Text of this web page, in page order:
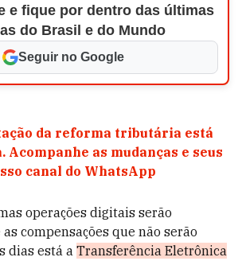
e fique por dentro das últimas
do Brasil e do Mundo
Seguir no Google
da reforma tributária está
Acompanhe as mudanças e seus
canal do WhatsApp
operações digitais serão
compensações que não serão
dias está aTransferência Eletrônica